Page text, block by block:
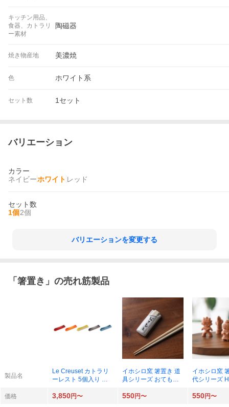
キッチン用品、
食器、カトラリ
ー素材
陶磁器
焼き物産地 美濃焼
色 ホワイト系
セット数 1セット
バリエーション
カラー
ネイビーホワイト レッド
セット数
1個2個
バリエーションを変更する
「 箸置き 」の売れ筋製品
製品名
Le Creuset カトラリ
ーレスト 5個入り レ
イホシロ窯 箸置き 道
具シリーズ おてもと×
イホシロ窯
代シリーズ
価格
3,850円〜 550円〜 550円〜